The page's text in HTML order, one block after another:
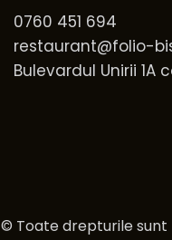
0760 451 694
restaurant@folio-
Bulevardul Unirii 1A
© Toate drepturile